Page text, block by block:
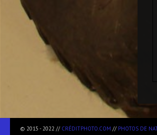
© 2015 - 2022 // CRÉDITPHOTO.COM // PHOTOS DE